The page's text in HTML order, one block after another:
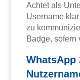
Achtet als
Username
zu
Badge, sofern
WhatsApp